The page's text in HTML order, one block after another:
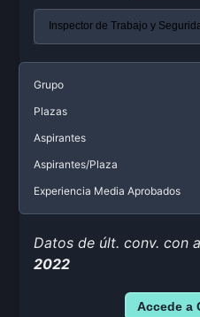
Grupo
Plazas
Aspirantes
Aspirantes/Plaza
Experiencia Media Aprobados
Datos de últ. conv. con
2022
Accede a